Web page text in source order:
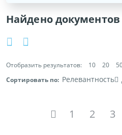
Найдено
Отобразить результатов: 10 20
Сортировать по: Релевантность
1 2 3